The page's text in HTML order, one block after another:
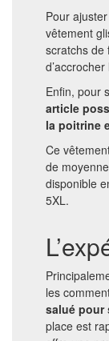
Pour
vêtement
scratchs de
Enfin, pour
article
la poitrine
Ce
de
disponible
5XL.
les
salué pour
place est